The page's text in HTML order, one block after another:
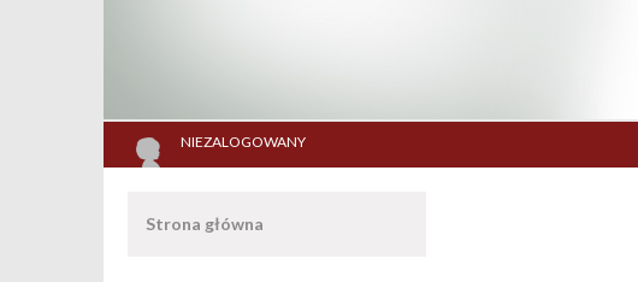
NIEZALOGOWANY
Strona główna